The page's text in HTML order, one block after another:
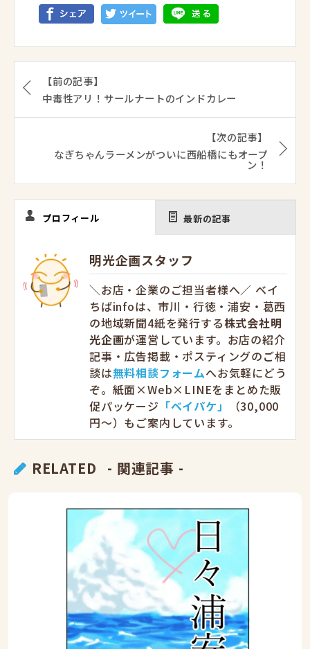
【前の記事】
中毒性アリ！サールナートのインドカレー
【次の記事】
なぎちゃんラーメンがついに西船橋にもオープ
ン！
プロフィール 最新の記事
明光企画スタッフ
＼お店・企業のご担当者様へ／ ベイ
ちばinfoは、市川・行徳・浦安・葛西
の地域新聞4紙を発行する株式会社明
光企画が運営しています。お店の紹介
記事・広告掲載・ポスティングのご相
談は無料相談フォームへお気軽にどう
ぞ。紙面×Web×LINEをまとめた販
促パッケージ 「ベイパケ」
（30,000
円〜）もご案内しています。
RELATED - 関連記事 -